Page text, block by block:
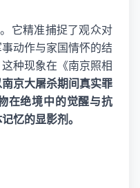
它精准捕捉了观众对
动作与家国情怀的结
种现象在《南京照相
京大屠杀期间真实罪
在绝境中的觉醒与抗
忆的显影剂。